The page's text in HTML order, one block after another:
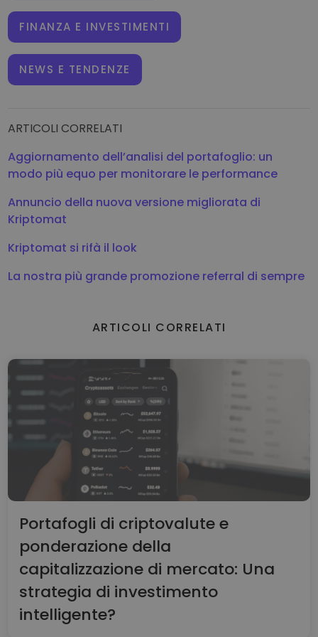
FINANZA E INVESTIMENTI
NEWS E TENDENZE
ARTICOLI CORRELATI
Aggiornamento dell’analisi del portafoglio: un
modo più equo per monitorare le performance
Annuncio della nuova versione migliorata di
Kriptomat
Kriptomat si rifà il look
La nostra più grande promozione referral di sempre
ARTICOLI CORRELATI
Portafogli di criptovalute e
ponderazione della
capitalizzazione di mercato: Una
strategia di investimento
intelligente?